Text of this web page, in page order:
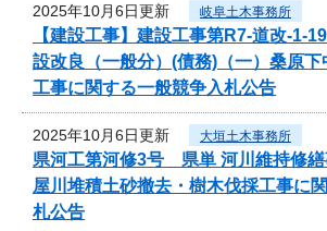
2025年10月6日更新 岐阜土木事務所
【建設工事】建設工事第R7-道改-1-
設改良（一般分）(債務)（一）桑原
工事に関する一般競争入札公告
2025年10月6日更新 大垣土木事務所
県河工第河修3号 県単 河川維持修
屋川堆積土砂撤去・樹木伐採工事に
札公告